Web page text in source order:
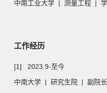
中南工业大学 | 测量工程 |
工作经历
[1] 2023.9-至今
中南大学 | 研究生院 | 副院